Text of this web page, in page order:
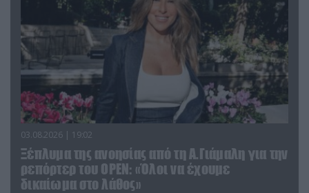
03.08.2026 | 19:02
Ξέπλυμα της ανοησίας από τη Α.Γιάμαλη για την
ρεπόρτερ του ΟΡΕΝ: «Όλοι να έχουμε
δικαίωμα στο λάθος»